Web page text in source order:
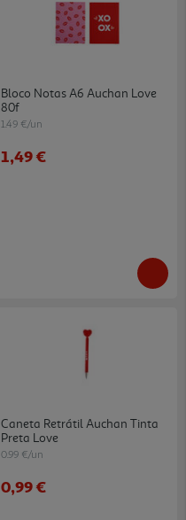
Bloco Notas A6 Auchan Love
80f
1.49 €/un
1,49 €
Caneta Retrátil Auchan Tinta
Preta Love
0.99 €/un
0,99 €